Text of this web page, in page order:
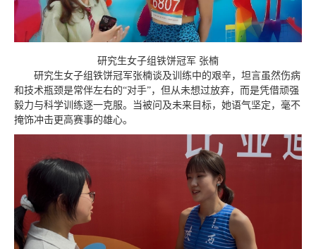
研究生女子组铁饼冠军 张楠
研究生女子组铁饼冠军张楠谈及训练中的艰辛，坦言虽然伤病
和技术瓶颈是常伴左右的“对手”，但从未想过放弃，而是凭借顽强
毅力与科学训练逐一克服。当被问及未来目标，她语气坚定，毫不
掩饰冲击更高赛事的雄心。